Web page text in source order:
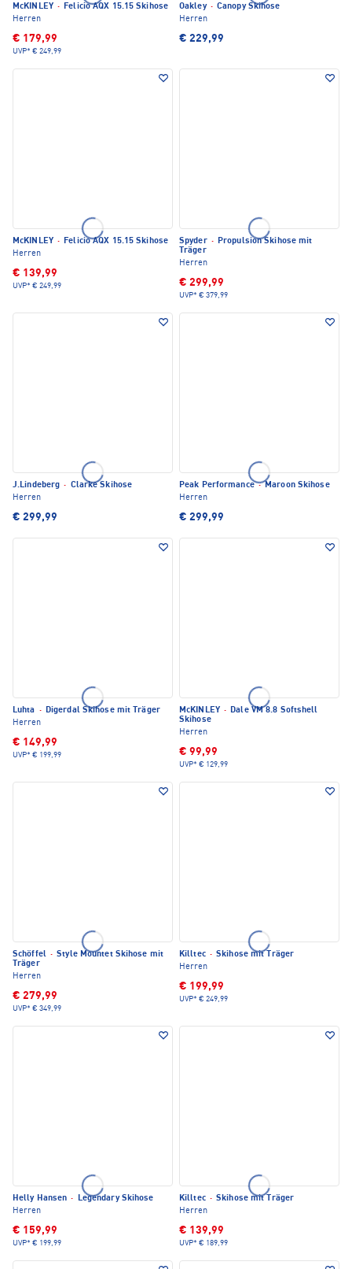
McKINLEY · Felicio AQX 15.15 Skihose
Herren
€ 179,99
UVP* € 249,99
Oakley · Canopy Skihose
Herren
€ 229,99
McKINLEY · Felicio AQX 15.15 Skihose
Herren
€ 139,99
UVP* € 249,99
Spyder · Propulsion Skihose mit
Träger
Herren
€ 299,99
UVP* € 379,99
J.Lindeberg · Clarke Skihose
Herren
€ 299,99
Peak Performance·Maroon Skihose
Herren
€ 299,99
Luhta · Digerdal Skihose mit Träger
Herren
€ 149,99
UVP* € 199,99
McKINLEY · Dale VM 8.8 Softshell
Skihose
Herren
€ 99,99
UVP* € 129,99
Schöffel · Style Mountet Skihose mit
Träger
Herren
€ 279,99
UVP* € 349,99
Killtec · Skihose mit Träger
Herren
€ 199,99
UVP* € 249,99
Helly Hansen ·
Legendary Skihose
Herren
€ 159,99
UVP* € 199,99
Killtec · Skihose mit Träger
Herren
€ 139,99
UVP* € 189,99